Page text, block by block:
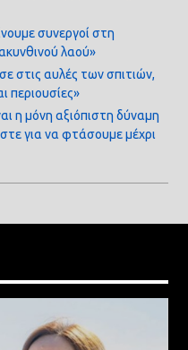
συνεργοί στη
λαού»
στις αυλές των σπιτιών,
περιουσίες»
η μόνη αξιόπιστη δύναμη
για να φτάσουμε μέχρι